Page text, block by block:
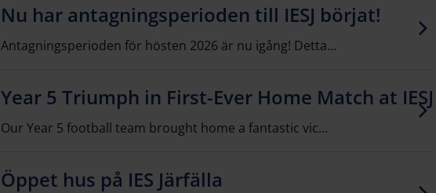
Nu har antagningsperioden till IESJ börjat!
Antagningsperioden för hösten 2026 är nu igång! Detta...
Year 5 Triumph in First-Ever Home Match at IESJ
Our Year 5 football team brought home a fantastic vic...
Öppet hus på IES Järfälla